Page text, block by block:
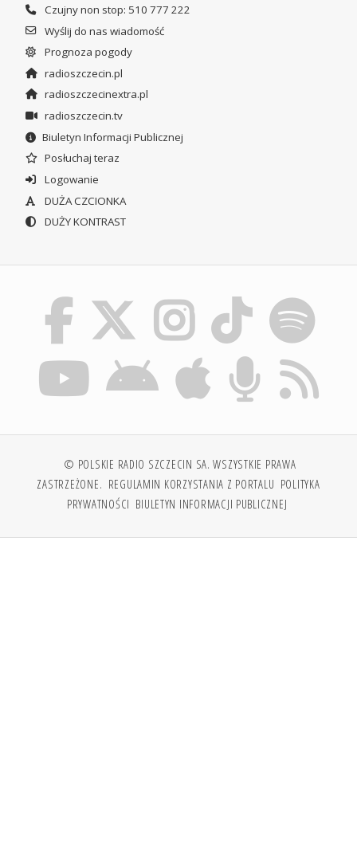
Czujny non stop: 510 777 222
Wyślij do nas wiadomość
Prognoza pogody
radioszczecin.pl
radioszczecinextra.pl
radioszczecin.tv
Biuletyn Informacji Publicznej
Posłuchaj teraz
Logowanie
DUŻA CZCIONKA
DUŻY KONTRAST
© POLSKIE RADIO SZCZECIN SA. WSZYSTKIE PRAWA
ZASTRZEŻONE. REGULAMIN KORZYSTANIA Z PORTALU POLITYKA
PRYWATNOŚCI BIULETYN INFORMACJI PUBLICZNEJ